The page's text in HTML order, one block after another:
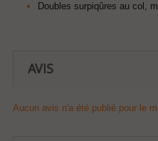
Doubles surpiqûres au col,
AVIS
Aucun avis n'a été publié pour le